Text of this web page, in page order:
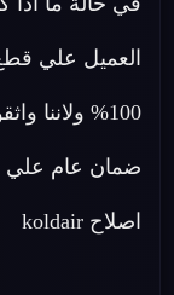
العميل علي
100% ولاننا
ضمان عام علي
اصلاح koldair